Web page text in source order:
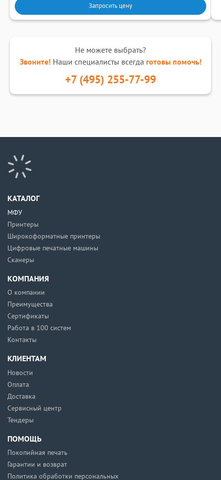
Запросить цену
Не можете выбрать?
Звоните! Наши специалисты всегда готовы помочь!
+7 (495) 255-77-99
КАТАЛОГ
МФУ
Принтеры
Широкоформатные принтеры
Цифровые печатные машины
Сканеры
КОМПАНИЯ
О компании
Преимущества
Сертификаты
Работа в 100 систем
Контакты
КЛИЕНТАМ
Новости
Оплата
Доставка
Сервисный центр
Тендеры
ПОМОЩЬ
Покопийная печать
Гарантии и возврат
Политика обработки персональных